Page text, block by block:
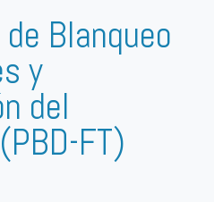
Blanqueo
y
del
FT)